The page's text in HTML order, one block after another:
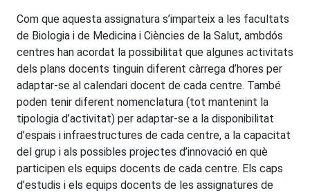
Com que aquesta assignatura s’imparteix a les facultats
de Biologia i de Medicina i Ciències de la Salut, ambdós
centres han acordat la possibilitat que algunes activitats
dels plans docents tinguin diferent càrrega d’hores per
adaptar-se al calendari docent de cada centre. També
poden tenir diferent nomenclatura (tot mantenint la
tipologia d’activitat) per adaptar-se a la disponibilitat
d’espais i infraestructures de cada centre, a la capacitat
del grup i als possibles projectes d’innovació en què
participen els equips docents de cada centre. Els caps
d’estudis i els equips docents de les assignatures de